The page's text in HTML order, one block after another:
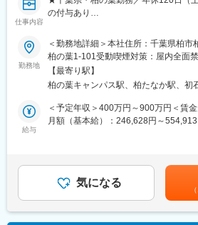
10日連休：夏期休暇、GW、年末年始
変更の範囲：会社の定める業務
仕事内容
の付与あり
を置くことができます◎
★人工衛星向けの推進機の開発に、概
での運用まで、さまざまなフェーズに
す。
東京大学研究室発で小型人工衛星のエ
ている当社にて、研究開発部門のエン
開発を行っていただきます。
ます。
【業務内容例】
勤務地
＜勤務地詳細＞本社住所：千葉県柏市
柏の葉1-101受動喫煙対策：屋内全面
る事業所（リモートワーク含む）
【最寄り駅】
柏の葉キャンパス駅、柏たなか駅、初
給与
＜予定年収＞400万円～900万円＜賃
月額（基本給）：246,628円～554,913
経験・能力を考慮し、当社規定のグレ
じて決定賃金はあくまでも目安の金額
する可能性があります。月給(月額)は
気になる